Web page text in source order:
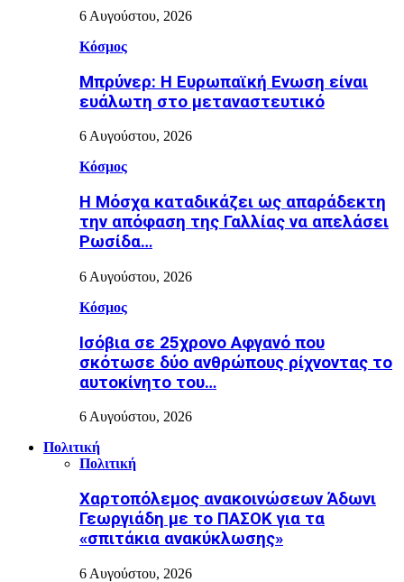
6 Αυγούστου, 2026
Κόσμος
Μπρύνερ: Η Ευρωπαϊκή Ενωση είναι
ευάλωτη στο μεταναστευτικό
6 Αυγούστου, 2026
Κόσμος
Η Μόσχα καταδικάζει ως απαράδεκτη
την απόφαση της Γαλλίας να απελάσει
Ρωσίδα…
6 Αυγούστου, 2026
Κόσμος
Ισόβια σε 25χρονο Αφγανό που
σκότωσε δύο ανθρώπους ρίχνοντας το
αυτοκίνητο του…
6 Αυγούστου, 2026
Πολιτική
Πολιτική
Χαρτοπόλεμος ανακοινώσεων Άδωνι
Γεωργιάδη με το ΠΑΣΟΚ για τα
«σπιτάκια ανακύκλωσης»
6 Αυγούστου, 2026